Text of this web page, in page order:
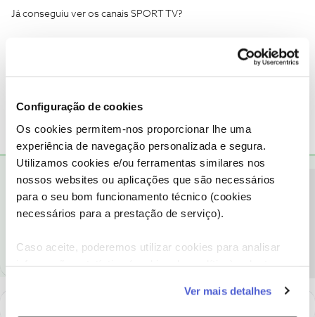
Configuração de cookies
Os cookies permitem-nos proporcionar lhe uma
experiência de navegação personalizada e segura.
Utilizamos cookies e/ou ferramentas similares nos
nossos websites ou aplicações que são necessários
para o seu bom funcionamento técnico (cookies
necessários para a prestação de serviço).
Caso aceite, poderemos utilizar cookies para analisar
funcionalidades (cookies de personalização e
funcionalidade) e adaptar anúncios aos seus interesses
Ver mais detalhes
Já conseguiu ver os canais SPORT TV?
Ajude a comunidade a encontrar informação relevante. Marque
como "Melhor Resposta" e faça "Like" nos melhores comentários.
Forum|Forum|8 years ago
Já consegui. Liguei para o 16990 e resolveram o problema.